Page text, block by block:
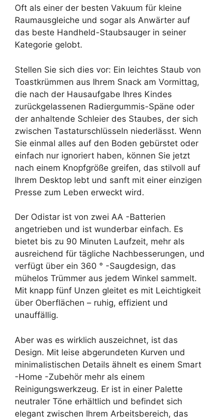
Oft als einer der besten Vakuum für kleine
Raumausgleiche und sogar als Anwärter auf
das beste Handheld-Staubsauger in seiner
Kategorie gelobt.
Stellen Sie sich dies vor: Ein leichtes Staub von
Toastkrümmen aus Ihrem Snack am Vormittag,
die nach der Hausaufgabe Ihres Kindes
zurückgelassenen Radiergummis-Späne oder
der anhaltende Schleier des Staubes, der sich
zwischen Tastaturschlüsseln niederlässt. Wenn
Sie einmal alles auf den Boden gebürstet oder
einfach nur ignoriert haben, können Sie jetzt
nach einem Knopfgröße greifen, das stilvoll auf
Ihrem Desktop lebt und sanft mit einer einzigen
Presse zum Leben erweckt wird.
Der Odistar ist von zwei AA -Batterien
angetrieben und ist wunderbar einfach. Es
bietet bis zu 90 Minuten Laufzeit, mehr als
ausreichend für tägliche Nachbesserungen, und
verfügt über ein 360 ° -Saugdesign, das
mühelos Trümmer aus jedem Winkel sammelt.
Mit knapp fünf Unzen gleitet es mit Leichtigkeit
über Oberflächen – ruhig, effizient und
unauffällig.
Aber was es wirklich auszeichnet, ist das
Design. Mit leise abgerundeten Kurven und
minimalistischen Details ähnelt es einem Smart
-Home -Zubehör mehr als einem
Reinigungswerkzeug. Er ist in einer Palette
neutraler Töne erhältlich und befindet sich
elegant zwischen Ihrem Arbeitsbereich, das